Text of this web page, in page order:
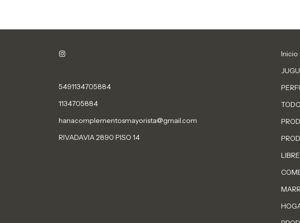
5491134705884
1134705884
hanacomplementosmayorista@gmail.com
RIVADAVIA 2890 PISO 14
Inicio